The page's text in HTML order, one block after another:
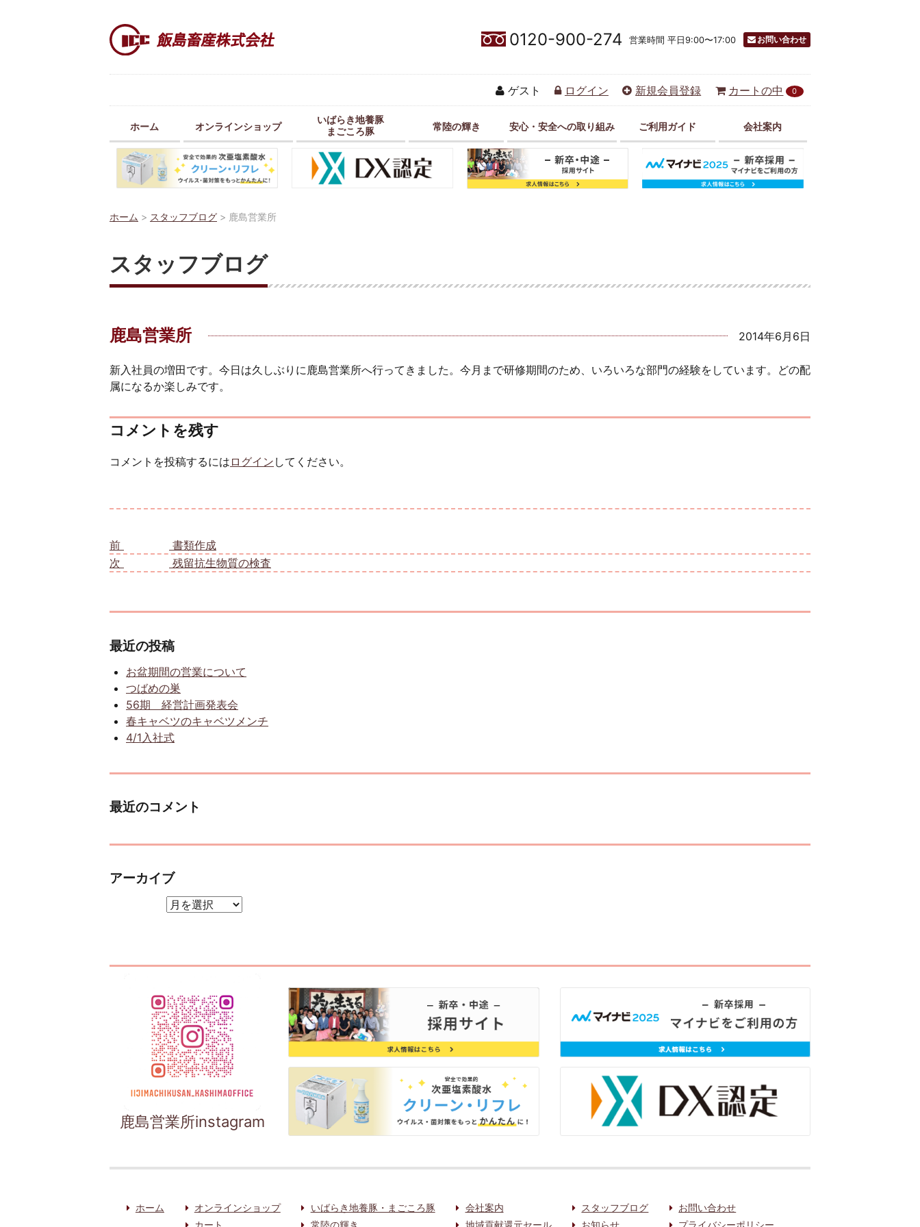
0120-900-274 営業時間 平日9:00〜17:00 お問い合わせ
ゲスト ログイン 新規会員登録 カートの中 0
ホーム オンラインショップ
いばらき地養豚
まごころ豚
常陸の輝き 安心・安全への取り組み ご利用ガイド 会社案内
ホーム > スタッフブログ > 鹿島営業所
スタッフブログ
鹿島営業所 2014年6月6日
新入社員の増田です。今日は久しぶりに鹿島営業所へ行ってきました。今月まで研修期間のため、いろいろな部門の経験をしています。どの配
属になるか楽しみです。
コメントを残す
コメントを投稿するには ログイン してください。
前
書類作成
次
残留抗生物質の検査
最近の投稿
お盆期間の営業について
つばめの巣
56期 経営計画発表会
春キャベツのキャベツメンチ
4/1入社式
最近のコメント
アーカイブ
鹿島営業所instagram
ホーム
オンラインショップ
いばらき地養豚・まごころ豚
会社案内
スタッフブログ
お問い合わせ